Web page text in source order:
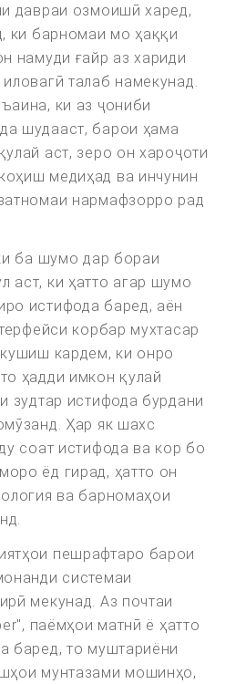
давраи озмоишӣ харед,
ки барномаи мо ҳаққи
намуди ғайр аз хариди
талаб намекунад.
ки аз ҷониби
шудааст, барои ҳама
аст, зеро он хароҷоти
медиҳад ва инчунин
нармафзорро рад
ба шумо дар бораи
аст, ки ҳатто агар шумо
истифода баред, аён
корбар мухтасар
кардем, ки онро
ҳадди имкон қулай
зудтар истифода бурдани
Ҳар як шахс
соат истифода ва кор бо
ёд гирад, ҳатто он
ва барномаҳои
пешрафтаро барои
системаи
мекунад. Аз почтаи
паёмҳои матнӣ ё ҳатто
баред, то муштариёни
мунтазами мошинҳо,